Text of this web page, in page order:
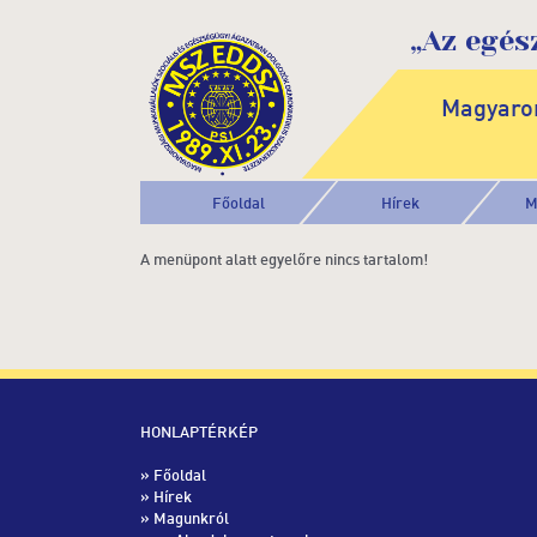
„Az
Főoldal Hírek
A menüpont alatt egyelőre nincs tartalom!
HONLAPTÉRKÉP
» Főoldal
» Hírek
» Magunkról